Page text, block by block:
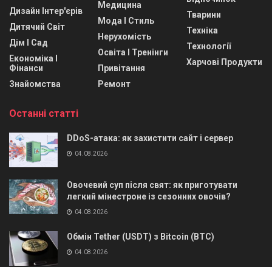
Дизайн Інтер'єрів
Дитячий Світ
Дім І Сад
Економіка І
Фінанси
Знайомства
Медицина
Мода І Стиль
Нерухомість
Освіта І Тренінги
Привітання
Ремонт
Тварини
Техніка
Технології
Харчові Продукти
Останні статті
DDoS-атака: як захистити сайт і сервер
04.08.2026
Овочевий суп після свят: як приготувати
легкий мінестроне із сезонних овочів?
04.08.2026
Обмін Tether (USDT) з Bitcoin (BTC)
04.08.2026